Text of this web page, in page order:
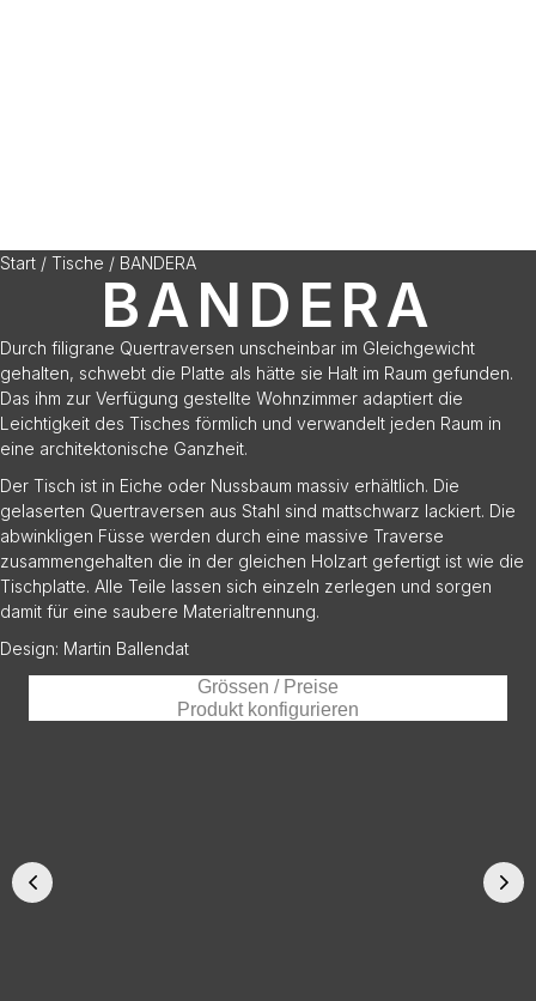
Start / Tische / BANDERA
BANDERA
Durch filigrane Quertraversen unscheinbar im Gleichgewicht
gehalten, schwebt die Platte als hätte sie Halt im Raum gefunden.
Das ihm zur Verfügung gestellte Wohnzimmer adaptiert die
Leichtigkeit des Tisches förmlich und verwandelt jeden Raum in
eine architektonische Ganzheit.
Der Tisch ist in Eiche oder Nussbaum massiv erhältlich. Die
gelaserten Quertraversen aus Stahl sind mattschwarz lackiert. Die
abwinkligen Füsse werden durch eine massive Traverse
zusammengehalten die in der gleichen Holzart gefertigt ist wie die
Tischplatte. Alle Teile lassen sich einzeln zerlegen und sorgen
damit für eine saubere Materialtrennung.
Design: Martin Ballendat
Grössen / Preise
Produkt konfigurieren